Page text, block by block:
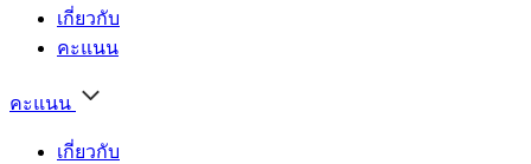
เกี่ยวกับ
คะแนน
คะแนน
เกี่ยวกับ